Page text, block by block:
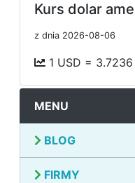
Kurs dolar
z dnia 2026-08-06
1 USD = 3.7236
MENU
BLOG
FIRMY